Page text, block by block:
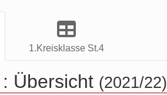
1.Kreisklasse St.4
Übersicht (2021/22)